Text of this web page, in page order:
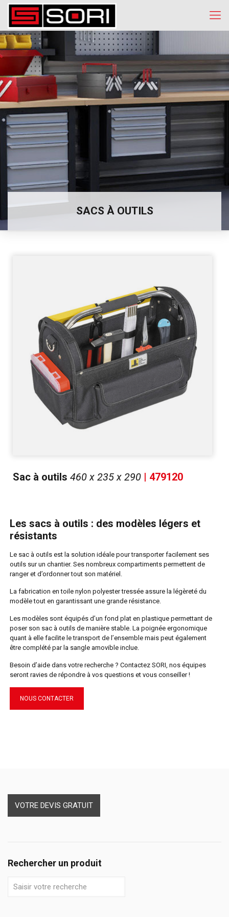
SACS À OUTILS
Sac à outils 460 x 235 x 290 | 479120
Les sacs à outils : des modèles légers et
résistants
Le sac à outils est la solution idéale pour transporter facilement ses
outils sur un chantier. Ses nombreux compartiments permettent de
ranger et d’ordonner tout son matériel.
La fabrication en toile nylon polyester tressée assure la légèreté du
modèle tout en garantissant une grande résistance.
Les modèles sont équipés d’un fond plat en plastique permettant de
poser son sac à outils de manière stable. La poignée ergonomique
quant à elle facilite le transport de l’ensemble mais peut également
être complété par la sangle amovible inclue.
Besoin d’aide dans votre recherche ? Contactez SORI, nos équipes
seront ravies de répondre à vos questions et vous conseiller !
NOUS CONTACTER
VOTRE DEVIS GRATUIT
Rechercher un produit